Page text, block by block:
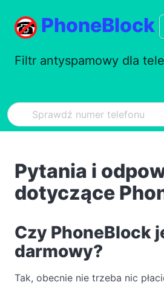
PhoneBlock
Filtr antyspamowy dla
Pytania i
dotyczące
Czy PhoneBlock
darmowy?
Tak, obecnie nie trzeba nic